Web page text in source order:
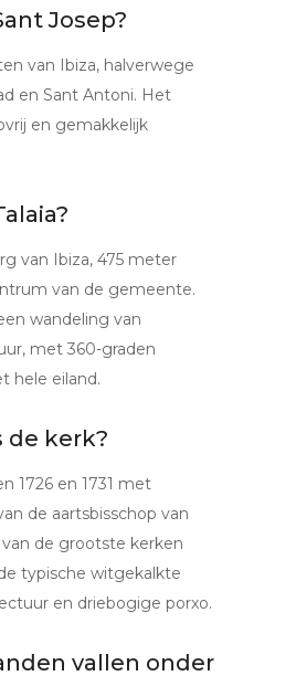
Josep?
van Ibiza, halverwege
en Sant Antoni. Het
en gemakkelijk
van Ibiza, 475 meter
van de gemeente.
wandeling van
met 360-graden
hele eiland.
de kerk?
1726 en 1731 met
de aartsbisschop van
van de grootste kerken
typische witgekalkte
en driebogige porxo.
vallen onder